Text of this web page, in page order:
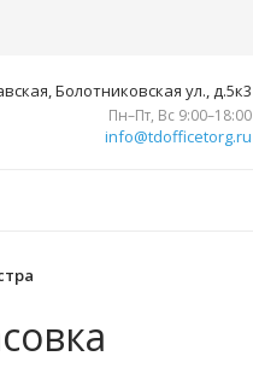
Болотниковская ул., д.5к3
Пн–Пт, Вс 9:00–18:00
info@tdofficetorg.ru